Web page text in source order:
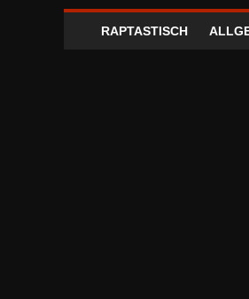
RAPTASTISCH